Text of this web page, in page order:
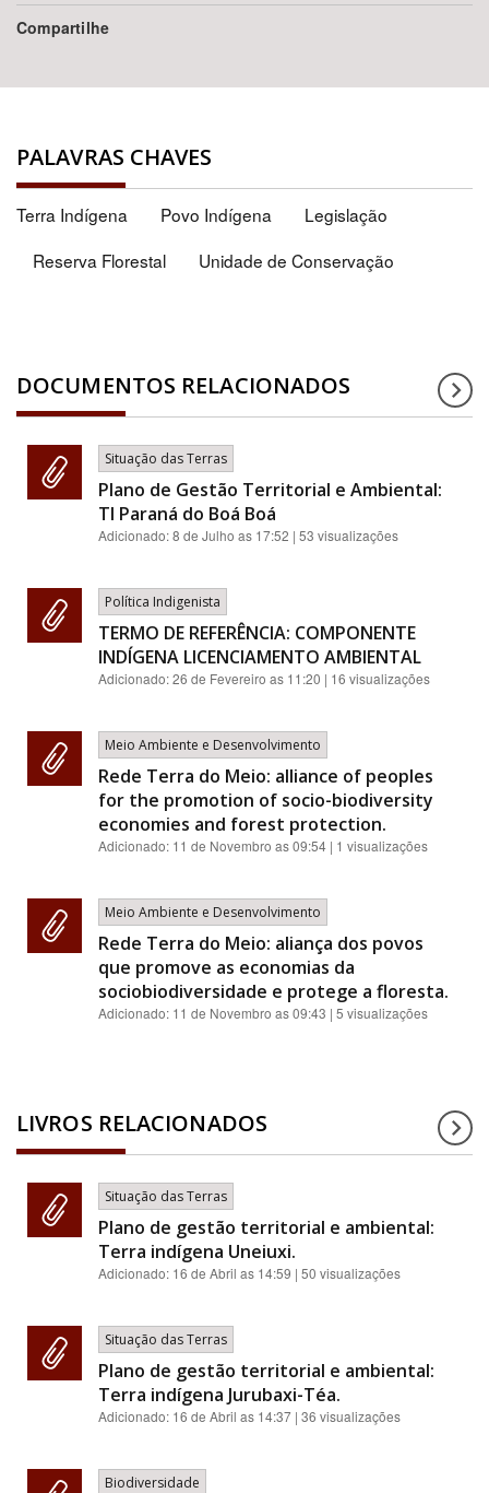
Compartilhe
PALAVRAS CHAVES
Terra Indígena Povo Indígena
Legislação
Reserva Florestal
Unidade de Conservação
DOCUMENTOS RELACIONADOS
Situação das Terras
Plano de Gestão Territorial e Ambiental:
TI Paraná do Boá Boá
Adicionado:8 de Julho as 17:52 | 53 visualizações
Política Indigenista
TERMO DE REFERÊNCIA: COMPONENTE
INDÍGENA LICENCIAMENTO AMBIENTAL
Adicionado:26 de Fevereiro as 11:20 | 16 visualizações
Meio Ambiente e Desenvolvimento
Rede Terra do Meio: alliance of peoples
for the promotion of socio-biodiversity
economies and forest protection.
Adicionado: 11 de Novembro as 09:54 | 1 visualizações
Meio Ambiente e Desenvolvimento
Rede Terra do Meio: aliança dos povos
que promove as economias da
sociobiodiversidade e protege a floresta.
Adicionado: 11 de Novembro as 09:43 | 5 visualizações
LIVROS RELACIONADOS
Situação das Terras
Plano de gestão territorial e ambiental:
Terra indígena Uneiuxi.
Adicionado: 16 de Abril as 14:59 | 50 visualizações
Situação das Terras
Plano de gestão territorial e ambiental:
Terra indígena Jurubaxi-Téa.
Adicionado: 16 de Abril as 14:37 | 36 visualizações
Biodiversidade